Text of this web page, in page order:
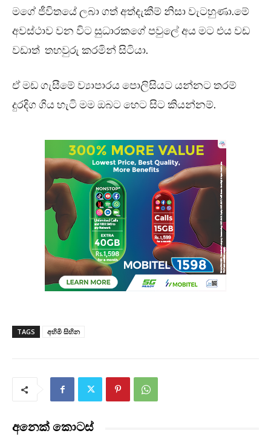
මගේ ජීවිතයේ ලබා ගත් අත්දැකීම් නිසා වැටහුණා.මේ
අවස්ථාව වන විට සුධාරකගේ පවුලේ අය මට එය වඩ
වඩාත් තහවුරු කරමින් සිටියා.
ඒ මඩ ගැසීමේ ව්‍යාපාරය පොලිසියට යන්නට තරම්
දුරදිග ගිය හැටි මම ඔබට හෙට සිට කියන්නම්.
TAGS අහිමි සිහින
අනෙක් කොටස්